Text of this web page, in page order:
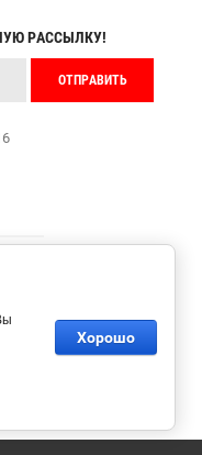
РАССЫЛКУ!
ОТПРАВИТЬ
Хорошо